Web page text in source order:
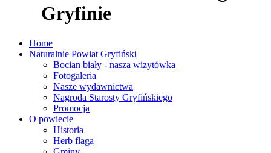
Home
Naturalnie Powiat Gryfiński
Bocian biały - nasza wizytówka
Fotogaleria
Nasze wydawnictwa
Nagroda Starosty Gryfińskiego
Promocja
O powiecie
Historia
Herb flaga